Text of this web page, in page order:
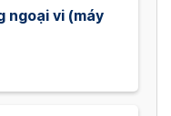
ngoại vi (máy